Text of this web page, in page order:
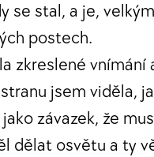
se stal, a je,
postech.
zkreslené vnímání
jsem viděla,
závazek, že
dělat osvětu a ty